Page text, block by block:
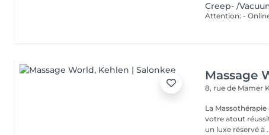
Creep- /
Massage
8, rue de Mamer
La
votre atout réussite ! Fini de considérer l'entretien
un luxe réservé à